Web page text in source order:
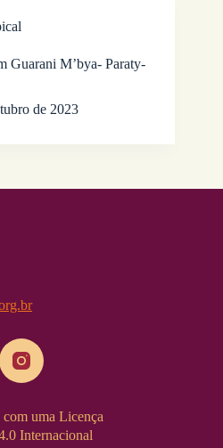
Guarani M’bya- Paraty-
de 2023
com uma Licença
Internacional